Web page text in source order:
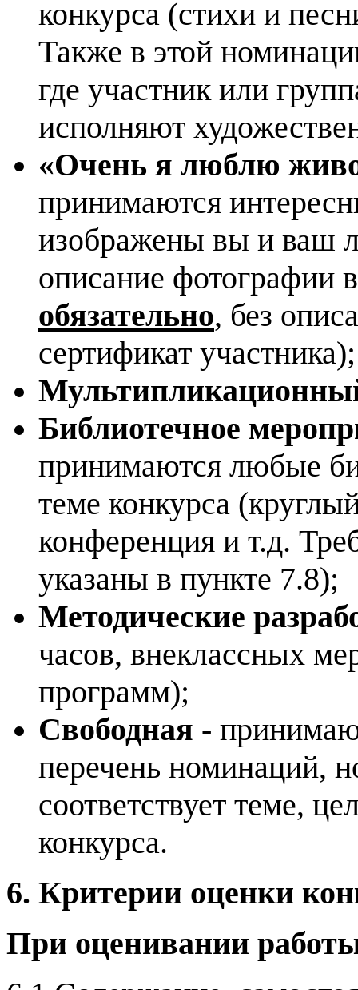
конкурса (стихи и
Также в этой
где участник или
исполняют
«Очень я люблю
принимаются
изображены вы и ваш
описание фотографии
обязательно, без
сертификат участника);
Библиотечное
принимаются любые
теме конкурса
конференция и т.д.
указаны в пункте 7.8);
Методические
часов, внеклассных
программ);
Свободная -
перечень номинаций,
соответствует теме,
конкурса.
6. Критерии оценки
При оценивании